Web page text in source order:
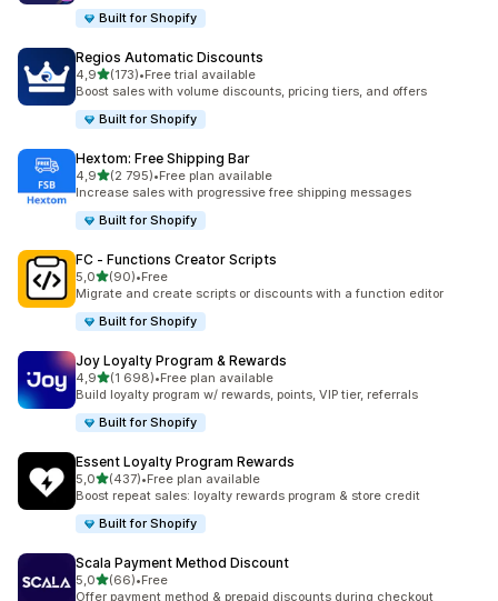
Built for Shopify
Regios Automatic Discounts
4,9z 5 hvězd
(173)
Celkový počet recenzí: 173
•Free trial available
Boost sales with volume discounts, pricing tiers, and offers
Built for Shopify
Hextom: Free Shipping Bar
4,9z 5 hvězd
(2 795)
Celkový počet recenzí: 2795
•Free plan available
Increase sales with progressive free shipping messages
Built for Shopify
FC ‑ Functions Creator Scripts
5,0z 5 hvězd
(90)
Celkový počet recenzí: 90
•Free
Migrate and create scripts or discounts with a function editor
Built for Shopify
Joy Loyalty Program & Rewards
4,9z 5 hvězd
(1 698)
Celkový počet recenzí: 1698
•Free plan available
Build loyalty program w/ rewards, points, VIP tier, referrals
Built for Shopify
Essent Loyalty Program Rewards
5,0z 5 hvězd
(437)
Celkový počet recenzí: 437
•Free plan available
Boost repeat sales: loyalty rewards program & store credit
Built for Shopify
Scala Payment Method Discount
5,0z 5 hvězd
(66)
Celkový počet recenzí: 66
•Free
Offer payment method & prepaid discounts during checkout